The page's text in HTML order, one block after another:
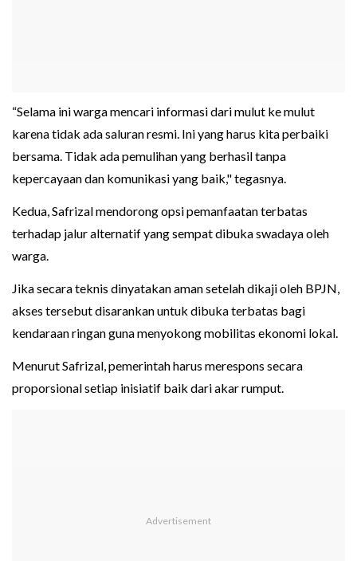
“Selama ini warga mencari informasi dari mulut ke mulut
karena tidak ada saluran resmi. Ini yang harus kita perbaiki
bersama. Tidak ada pemulihan yang berhasil tanpa
kepercayaan dan komunikasi yang baik," tegasnya.
Kedua, Safrizal mendorong opsi pemanfaatan terbatas
terhadap jalur alternatif yang sempat dibuka swadaya oleh
warga.
Jika secara teknis dinyatakan aman setelah dikaji oleh BPJN,
akses tersebut disarankan untuk dibuka terbatas bagi
kendaraan ringan guna menyokong mobilitas ekonomi lokal.
Menurut Safrizal, pemerintah harus merespons secara
proporsional setiap inisiatif baik dari akar rumput.